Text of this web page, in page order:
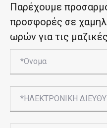
Παρέχουμε
προσφορές σε
ωρών για τις